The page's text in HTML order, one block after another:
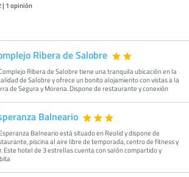
| 1opinión
Ribera de Salobre
Ribera de Salobre tiene una tranquila ubicación en la
de Salobre y ofrece un bonito alojamiento con vistas a la
de Segura y Morena. Dispone de restaurante y conexión
Balneario
Balneario está situado en Reolid y dispone de
piscina al aire libre de temporada, centro de fitness y
Este hotel de 3 estrellas cuenta con salón compartido y